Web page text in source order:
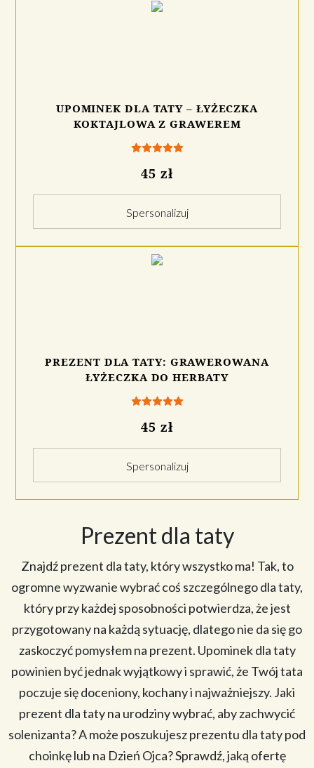
UPOMINEK DLA TATY – ŁYŻECZKA
KOKTAJLOWA Z GRAWEREM
45 zł
Spersonalizuj
PREZENT DLA TATY: GRAWEROWANA
ŁYŻECZKA DO HERBATY
45 zł
Spersonalizuj
Prezent dla taty
Znajdź prezent dla taty, który wszystko ma! Tak, to
ogromne wyzwanie wybrać coś szczególnego dla taty,
który przy każdej sposobności potwierdza, że jest
przygotowany na każdą sytuację, dlatego nie da się go
zaskoczyć pomysłem na prezent. Upominek dla taty
powinien być jednak wyjątkowy i sprawić, że Twój tata
poczuje się doceniony, kochany i najważniejszy. Jaki
prezent dla taty na urodziny wybrać, aby zachwycić
solenizanta? A może poszukujesz prezentu dla taty pod
choinkę lub na Dzień Ojca? Sprawdź, jaką ofertę